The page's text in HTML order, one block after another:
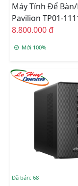
Máy Tính Để Bàn/
Pavilion TP01-
10100/4GB RAM/
SSD/WL+BT/
10) (180S1AA)
8.800.000 đ
Mới 100%
Đã bán: 68